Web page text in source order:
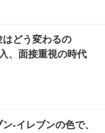
はどう変わるの
、面接重視の時代
‐イレブンの色で、